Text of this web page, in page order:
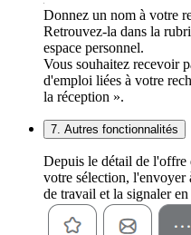
Donnez un nom à votre
Retrouvez-la dans la
espace personnel.
Vous souhaitez recevoir
d'emploi liées à votre
la réception ».
7. Autres fonctionnalités
Depuis le détail de
votre sélection,
de travail et la signaler